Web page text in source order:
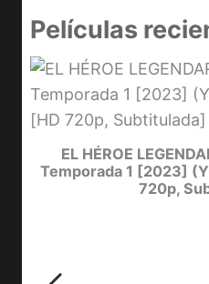
Películas
EL HÉROE
Temporada 1 [2023]
720p,